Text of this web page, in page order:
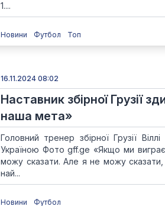
1....
Новини Футбол Топ
16.11.2024 08:02
Наставник збірної Грузії
наша мета»
Головний тренер збірної Грузії
Україною Фото gff.ge «Якщо ми
можу сказати. Але я не можу
най...
Новини Футбол